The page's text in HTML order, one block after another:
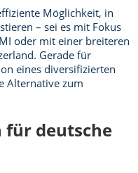
Möglichkeit, in
– sei es mit Fokus
oder mit einer breiteren
Gerade für
eines diversifizierten
Alternative zum
für deutsche